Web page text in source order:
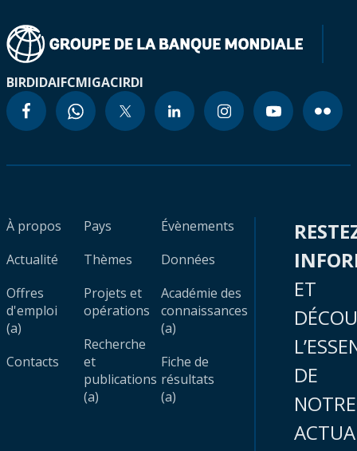
BIRDIDAIFCMIGACIRDI
À propos
Actualité
Offres
d'emploi
(a)
Contacts
Pays
Thèmes
Projets et
opérations
Recherche
et
publications
(a)
Évènements
Données
Académie des
connaissances
(a)
Fiche de
résultats
(a)
ET
DE
NOTRE